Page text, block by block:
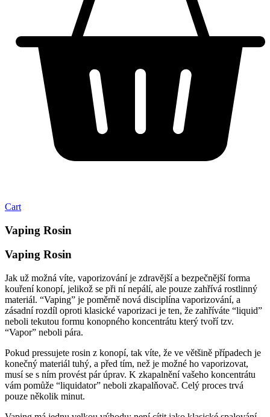
Cart
Vaping Rosin
Vaping Rosin
Jak už možná víte, vaporizování je zdravější a bezpečnější forma
kouření konopí, jelikož se při ní nepálí, ale pouze zahřívá rostlinný
materiál. “Vaping” je poměrně nová disciplína vaporizování, a
zásadní rozdíl oproti klasické vaporizaci je ten, že zahříváte “liquid”
neboli tekutou formu konopného koncentrátu který tvoří tzv.
“Vapor” neboli pára.
Pokud pressujete rosin z konopí, tak víte, že ve většině případech je
konečný materiál tuhý, a před tím, než je možné ho vaporizovat,
musí se s ním provést pár úprav. K zkapalnění vašeho koncentrátu
vám pomůže “liquidator” neboli zkapalňovač. Celý proces trvá
pouze několik minut.